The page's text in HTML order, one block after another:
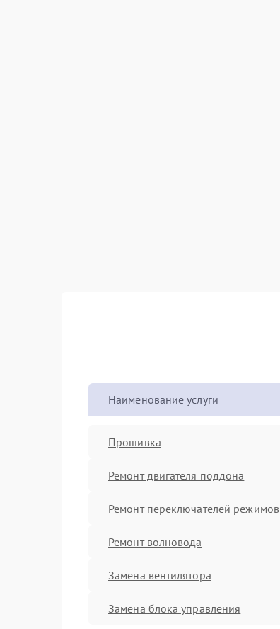
Наименование услуги
Прошивка
Ремонт двигателя поддона
Ремонт переключателей режимов
Ремонт волновода
Замена вентилятора
Замена блока управления